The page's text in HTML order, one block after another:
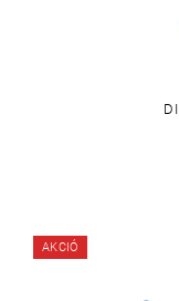
AKCIÓ